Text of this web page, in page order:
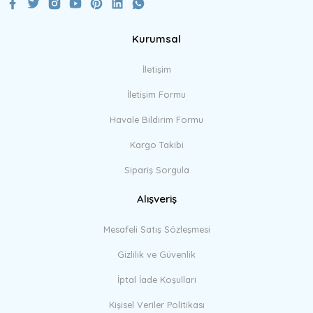
Kurumsal
İletişim
İletişim Formu
Havale Bildirim Formu
Kargo Takibi
Sipariş Sorgula
Alışveriş
Mesafeli Satış Sözleşmesi
Gizlilik ve Güvenlik
İptal İade Koşullari
Kişisel Veriler Politikası